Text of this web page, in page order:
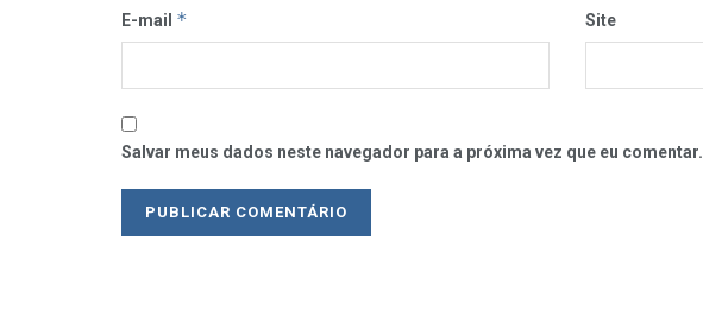
E-mail * Site
Salvar meus dados neste navegador para a próxima vez que eu comentar.